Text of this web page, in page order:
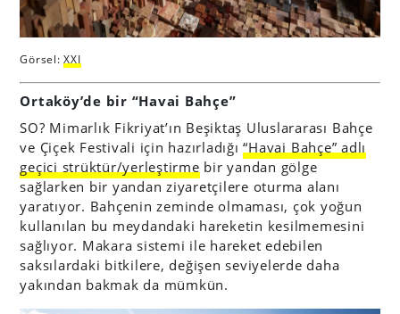
Görsel:XXI
Ortaköy’de bir “Havai Bahçe”
SO? Mimarlık Fikriyat’ın Beşiktaş Uluslararası Bahçe
ve Çiçek Festivali için hazırladığı“Havai Bahçe” adlı
geçici strüktür/yerleştirme bir yandan gölge
sağlarken bir yandan ziyaretçilere oturma alanı
yaratıyor. Bahçenin zeminde olmaması, çok yoğun
kullanılan bu meydandaki hareketin kesilmemesini
sağlıyor. Makara sistemi ile hareket edebilen
saksılardaki bitkilere, değişen seviyelerde daha
yakından bakmak da mümkün.